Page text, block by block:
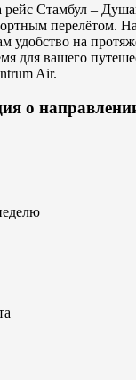
рейс Стамбул –
перелётом.
удобство на
для вашего
Air.
о